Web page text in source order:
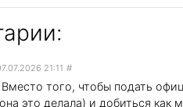
21:11 #
того, чтобы подать
это делала) и добиться